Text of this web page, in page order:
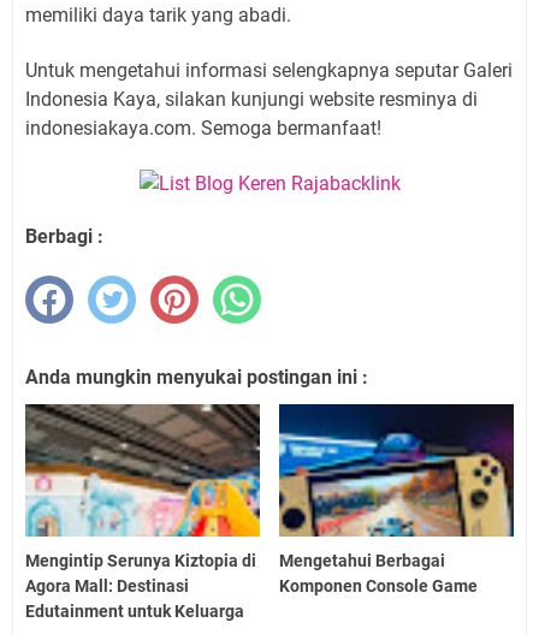
memiliki daya tarik yang abadi.
Untuk mengetahui informasi selengkapnya seputar Galeri
Indonesia Kaya, silakan kunjungi website resminya di
indonesiakaya.com. Semoga bermanfaat!
Berbagi :
Anda mungkin menyukai postingan ini :
Mengintip Serunya Kiztopia di
Agora Mall: Destinasi
Edutainment untuk Keluarga
Mengetahui Berbagai
Komponen Console Game